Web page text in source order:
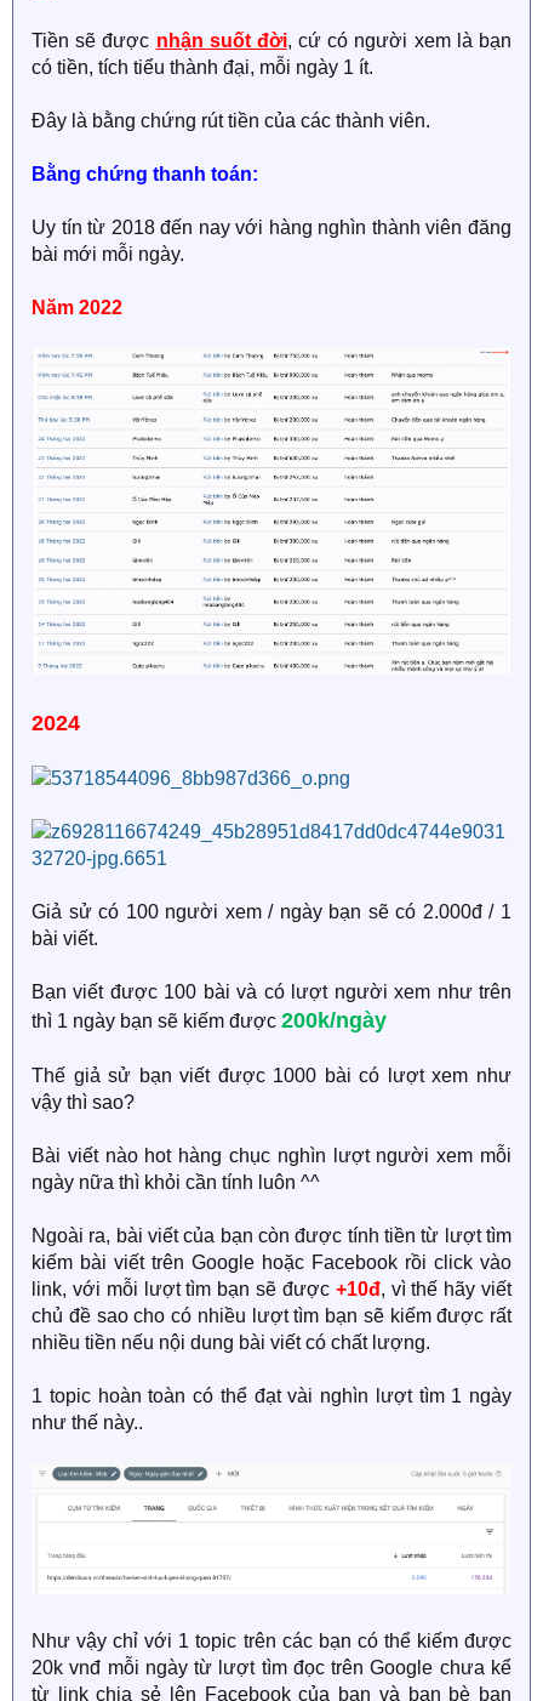
Tiền sẽ được nhận suốt đời, cứ có người xem là bạn
có tiền, tích tiểu thành đại, mỗi ngày 1 ít.
Đây là bằng chứng rút tiền của các thành viên.
Bằng chứng thanh toán:
Uy tín từ 2018 đến nay với hàng nghìn thành viên đăng
bài mới mỗi ngày.
Năm 2022
2024
Giả sử có 100 người xem / ngày bạn sẽ có 2.000đ / 1
bài viết.
Bạn viết được 100 bài và có lượt người xem như trên
thì 1 ngày bạn sẽ kiếm được 200k/ngày
Thế giả sử bạn viết được 1000 bài có lượt xem như
vậy thì sao?
Bài viết nào hot hàng chục nghìn lượt người xem mỗi
ngày nữa thì khỏi cần tính luôn ^^
Ngoài ra, bài viết của bạn còn được tính tiền từ lượt tìm
kiếm bài viết trên Google hoặc Facebook rồi click vào
link, với mỗi lượt tìm bạn sẽ được +10đ, vì thế hãy viết
chủ đề sao cho có nhiều lượt tìm bạn sẽ kiếm được rất
nhiều tiền nếu nội dung bài viết có chất lượng.
1 topic hoàn toàn có thể đạt vài nghìn lượt tìm 1 ngày
như thế này..
Như vậy chỉ với 1 topic trên các bạn có thể kiếm được
20k vnđ mỗi ngày từ lượt tìm đọc trên Google chưa kể
từ link chia sẻ lên Facebook của bạn và bạn bè bạn